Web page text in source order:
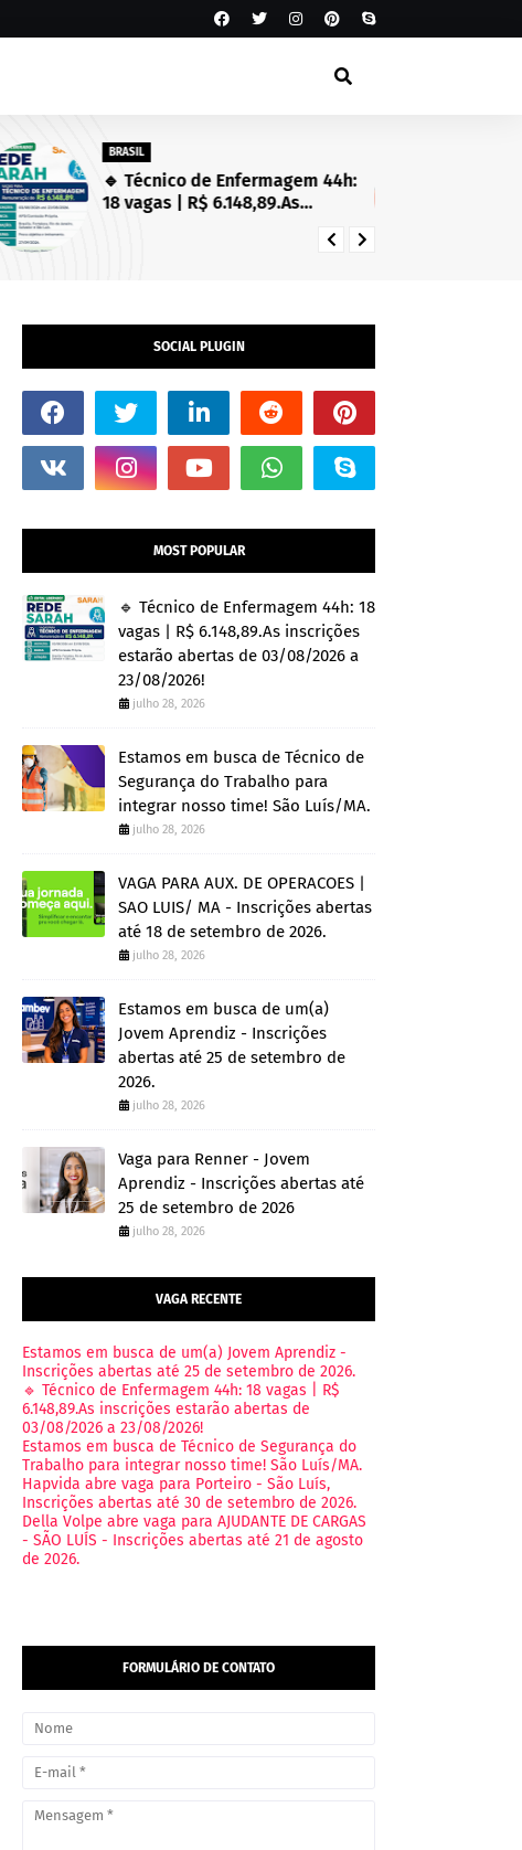
BRASIL
🔹 Técnico de Enfermagem 44h:
18 vagas | R$ 6.148,89.As
SOCIAL PLUGIN
MOST POPULAR
🔹 Técnico de Enfermagem 44h: 18
vagas | R$ 6.148,89.As inscrições
estarão abertas de 03/08/2026 a
23/08/2026!
julho 28, 2026
Estamos em busca de Técnico de
Segurança do Trabalho para
integrar nosso time! São Luís/MA.
julho 28, 2026
VAGA PARA AUX. DE OPERACOES |
SAO LUIS/ MA - Inscrições abertas
até 18 de setembro de 2026.
julho 28, 2026
Estamos em busca de um(a)
Jovem Aprendiz - Inscrições
abertas até 25 de setembro de
2026.
julho 28, 2026
Vaga para Renner - Jovem
Aprendiz - Inscrições abertas até
25 de setembro de 2026
julho 28, 2026
VAGA RECENTE
Estamos em busca de um(a) Jovem Aprendiz -
Inscrições abertas até 25 de setembro de 2026.
🔹 Técnico de Enfermagem 44h: 18 vagas | R$
6.148,89.As inscrições estarão abertas de
03/08/2026 a 23/08/2026!
Estamos em busca de Técnico de Segurança do
Trabalho para integrar nosso time! São Luís/MA.
Hapvida abre vaga para Porteiro - São Luís,
Inscrições abertas até 30 de setembro de 2026.
Della Volpe abre vaga para AJUDANTE DE CARGAS
- SÃO LUÍS - Inscrições abertas até 21 de agosto
de 2026.
FORMULÁRIO DE CONTATO